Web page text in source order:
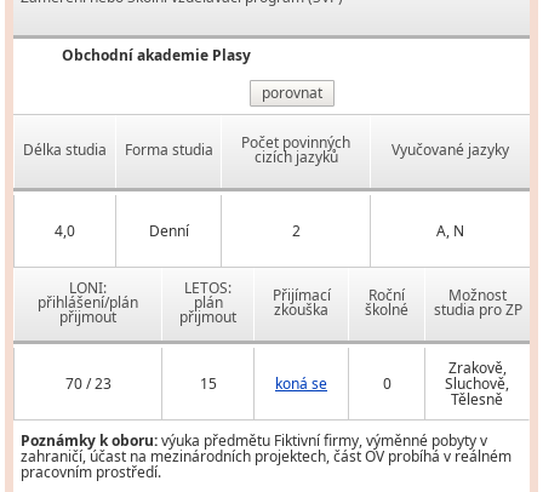
Obchodní akademie Plasy
porovnat
Délka studia Forma studia Počet povinných
cizích jazyků Vyučované jazyky
4,0 Denní 2 A, N
LONI:
přihlášení/plán
přijmout
LETOS:
plán
přijmout
Přijímací
zkouška
Roční
školné
Možnost
studia pro ZP
70 / 23 15 koná se 0
Zrakově,
Sluchově,
Tělesně
Poznámky k oboru:výuka předmětu Fiktivní firmy, výměnné pobyty v
zahraničí, účast na mezinárodních projektech, část OV probíhá v reálném
pracovním prostředí.